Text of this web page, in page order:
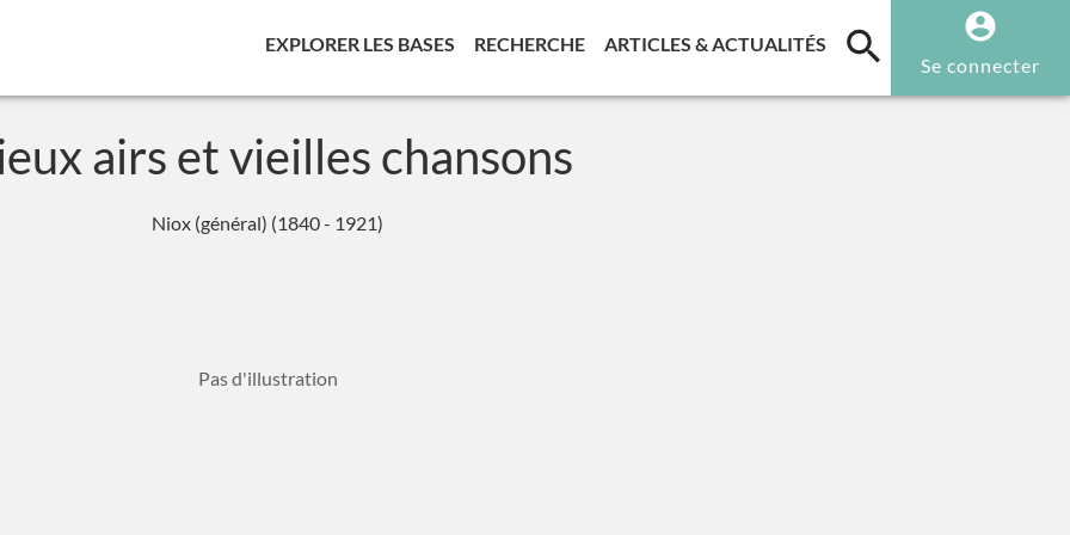
EXPLORER LES BASES (CURRENT)
RECHERCHE(CURRENT)
ARTICLES & ACTUALITÉS (CURRENT)
Se connecter
airs et vieilles chansons
Niox (général) (1840 - 1921)
Pas d'illustration